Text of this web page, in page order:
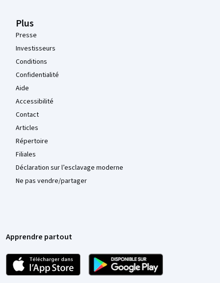
Plus
Presse
Investisseurs
Conditions
Confidentialité
Aide
Accessibilité
Contact
Articles
Répertoire
Filiales
Déclaration sur l’esclavage moderne
Ne pas vendre/partager
Apprendre partout